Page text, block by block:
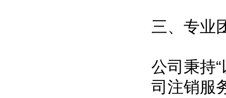
三、专业
公司秉持
司注销服